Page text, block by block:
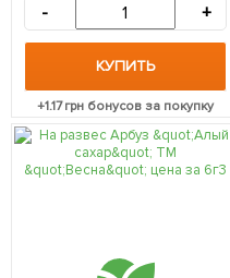
- +
КУПИТЬ
+1.17грн бонусов за покупку